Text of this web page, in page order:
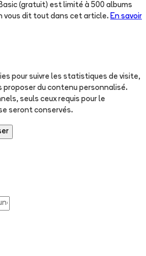
(gratuit) est limité à 500 albums
vous dit tout dans cet article. En savoir
pour suivre les statistiques de visite,
proposer du contenu personnalisé.
seuls ceux requis pour le
seront conservés.